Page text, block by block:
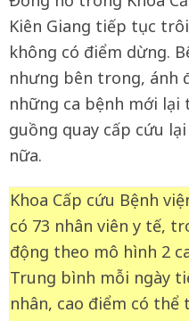
Kiên Giang tiếp tục
không có điểm dừng.
nhưng bên trong, ánh
những ca bệnh mới lại
guồng quay cấp cứu
nữa.
Khoa Cấp cứu Bệnh
có 73 nhân viên y tế,
động theo mô hình 2
Trung bình mỗi ngày
nhân, cao điểm có thể